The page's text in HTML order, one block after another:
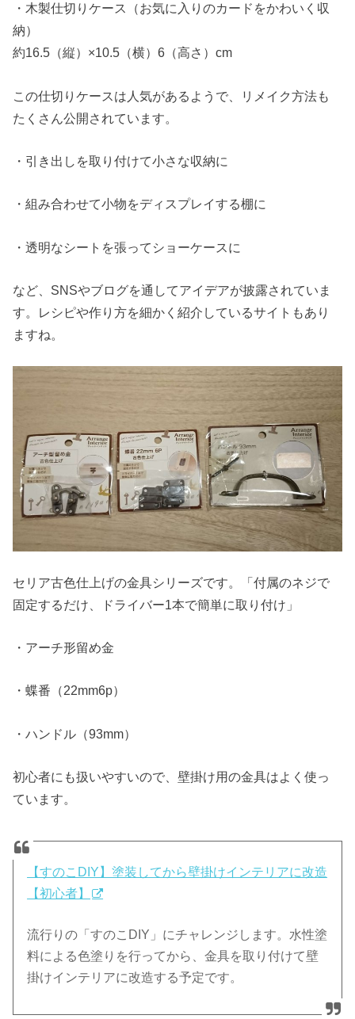
・木製仕切りケース（お気に入りのカードをかわいく収
納）
約16.5（縦）×10.5（横）6（高さ）cm
この仕切りケースは人気があるようで、リメイク方法も
たくさん公開されています。
・引き出しを取り付けて小さな収納に
・組み合わせて小物をディスプレイする棚に
・透明なシートを張ってショーケースに
など、SNSやブログを通してアイデアが披露されていま
す。レシピや作り方を細かく紹介しているサイトもあり
ますね。
セリア古色仕上げの金具シリーズです。「付属のネジで
固定するだけ、ドライバー1本で簡単に取り付け」
・アーチ形留め金
・蝶番（22mm6p）
・ハンドル（93mm）
初心者にも扱いやすいので、壁掛け用の金具はよく使っ
ています。
【すのこDIY】塗装してから壁掛けインテリアに改造
【初心者】
流行りの「すのこDIY」にチャレンジします。水性塗
料による色塗りを行ってから、金具を取り付けて壁
掛けインテリアに改造する予定です。